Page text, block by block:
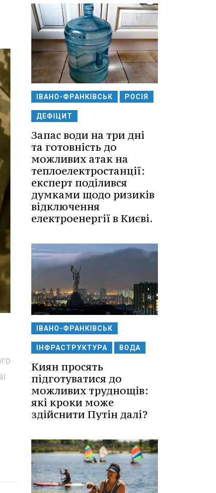
ІВАНО-ФРАНКІВСЬК РОСІЯ
ДЕФІЦИТ
Запас води на три дні
та готовність до
можливих атак на
теплоелектростанції:
експерт поділився
думками щодо ризиків
відключення
електроенергії в Києві.
ІВАНО-ФРАНКІВСЬК
ІНФРАСТРУКТУРА ВОДА
Киян просять
підготуватися до
можливих труднощів:
які кроки може
здійснити Путін далі?